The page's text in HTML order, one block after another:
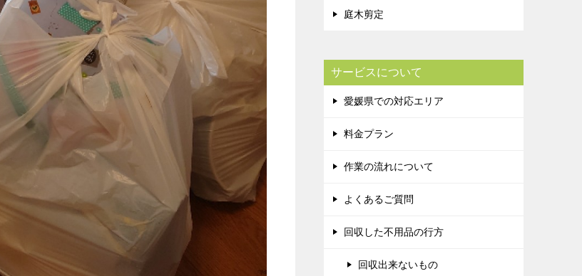
庭木剪定
サービスについて
愛媛県での対応エリア
料金プラン
作業の流れについて
よくあるご質問
回収した不用品の行方
回収出来ないもの